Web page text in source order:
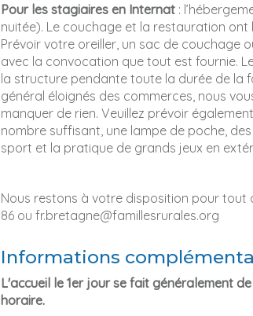
Pour les stagiaires en Internat :
nuitée). Le couchage et la restauration
Prévoir votre oreiller, un sac de couchage
avec la convocation que tout est fournie.
la structure pendante toute la durée de la
général éloignés des commerces, nous
manquer de rien. Veuillez prévoir
nombre suffisant, une lampe de poche,
sport et la pratique de grands jeux en
Nous restons à votre disposition pour tout
86 ou fr.bretagne@famillesrurales.org
Informations
L'accueil le 1er jour se fait généralement
horaire.